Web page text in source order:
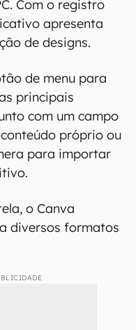
Com o registro
apresenta
de designs.
de menu para
principais
com um campo
próprio ou
para importar
o Canva
diversos formatos